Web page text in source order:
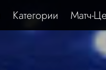
Категории Матч-